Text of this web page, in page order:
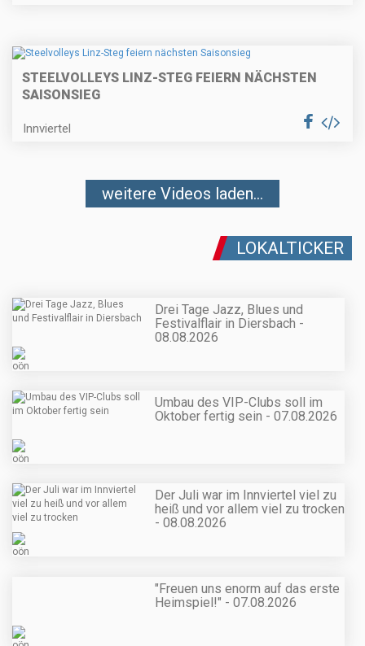
STEELVOLLEYS LINZ-STEG FEIERN NÄCHSTEN
SAISONSIEG
Innviertel
weitere Videos laden...
LOKALTICKER
Drei Tage Jazz, Blues und
Festivalflair in Diersbach -
08.08.2026
Umbau des VIP-Clubs soll im
Oktober fertig sein - 07.08.2026
Der Juli war im Innviertel viel zu
heiß und vor allem viel zu trocken
- 08.08.2026
"Freuen uns enorm auf das erste
Heimspiel!" - 07.08.2026